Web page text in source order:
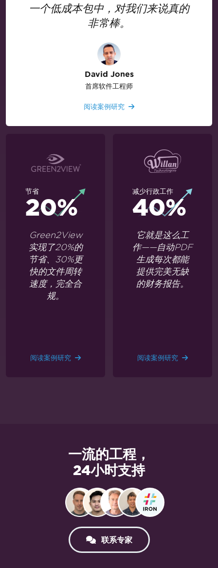
一个低成本包中，对我们来说真的
非常棒。
David Jones
首席软件工程师
阅读案例研究
节省
20%
Green2View
实现了20%的
节省、30%更
快的文件周转
速度，完全合
规。
阅读案例研究
减少行政工作
40%
它就是这么工
作——自动PDF
生成每次都能
提供完美无缺
的财务报告。
阅读案例研究
一流的工程，
24小时支持
联系专家